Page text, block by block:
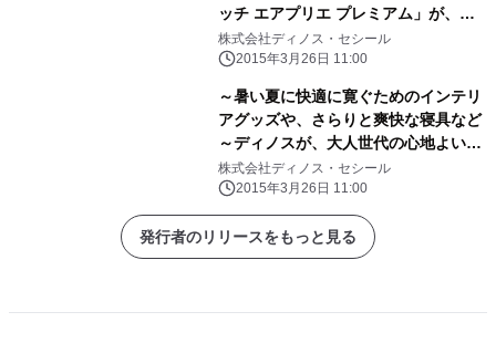
ッチ エアプリエ プレミアム」が、進
化して登場！
株式会社ディノス・セシール
2015年3月26日 11:00
～暑い夏に快適に寛ぐためのインテリ
アグッズや、さらりと爽快な寝具など
～ディノスが、大人世代の心地よい
「夏暮らし」のためのアイテムを発売
株式会社ディノス・セシール
2015年3月26日 11:00
発行者のリリースをもっと見る